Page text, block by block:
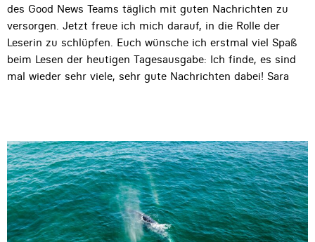
des Good News Teams täglich mit guten Nachrichten zu
versorgen. Jetzt freue ich mich darauf, in die Rolle der
Leserin zu schlüpfen. Euch wünsche ich erstmal viel Spaß
beim Lesen der heutigen Tagesausgabe: Ich finde, es sind
mal wieder sehr viele, sehr gute Nachrichten dabei! Sara